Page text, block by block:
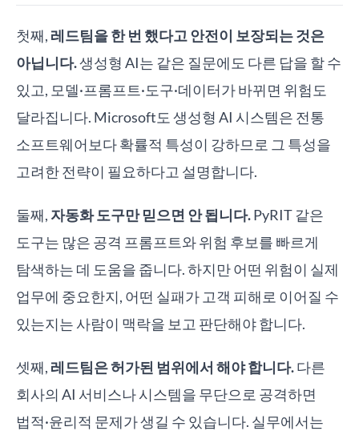
첫째, 레드팀을 한 번 했다고 안전이 보장되는 것은
아닙니다.생성형 AI는 같은 질문에도 다른 답을 할 수
있고, 모델·프롬프트·도구·데이터가 바뀌면 위험도
달라집니다. Microsoft도 생성형 AI 시스템은 전통
소프트웨어보다 확률적 특성이 강하므로 그 특성을
고려한 전략이 필요하다고 설명합니다.
둘째, 자동화 도구만 믿으면 안 됩니다.PyRIT 같은
도구는 많은 공격 프롬프트와 위험 후보를 빠르게
탐색하는 데 도움을 줍니다. 하지만 어떤 위험이 실제
업무에 중요한지, 어떤 실패가 고객 피해로 이어질 수
있는지는 사람이 맥락을 보고 판단해야 합니다.
셋째, 레드팀은 허가된 범위에서 해야 합니다.다른
회사의 AI 서비스나 시스템을 무단으로 공격하면
법적·윤리적 문제가 생길 수 있습니다. 실무에서는